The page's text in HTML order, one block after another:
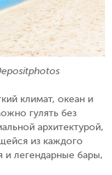
климат, океан и
гулять без
архитектурой,
из каждого
и легендарные бары,